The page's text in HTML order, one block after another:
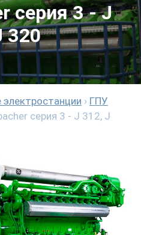
cерия 3 - J
320
› ГПУ
cерия 3 - J 312, J